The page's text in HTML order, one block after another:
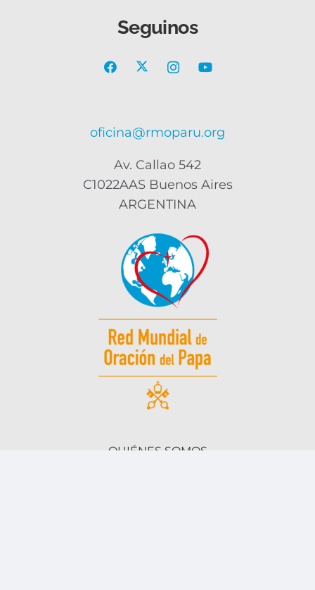
Seguinos
oficina@rmoparu.org
Av. Callao 542
C1022AAS Buenos Aires
ARGENTINA
QUIÉNES SOMOS